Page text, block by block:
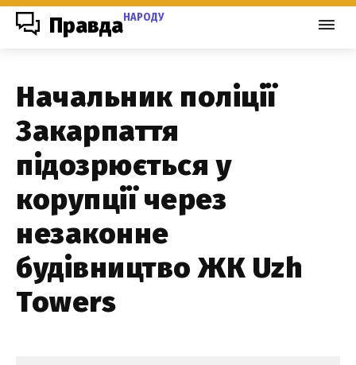
ПравдаНАРОДУ
Начальник поліції
Закарпаття
підозрюється у
корупції через
незаконне
будівництво ЖК Uzh
Towers